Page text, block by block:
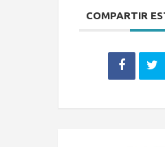
COMPARTIR